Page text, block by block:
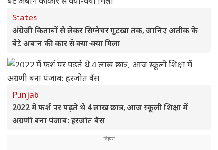
States
अंग्रेजी किताबों से लेकर सिग्नेचर गुटखा तक, जानिए अतीक के
बेटे अबान की कार से क्या-क्या मिला
Punjab
2022 में फर्श पर पढ़ते थे 4 लाख छात्र, आज स्कूली शिक्षा में
अग्रणी बना पंजाब: हरजोत बैंस